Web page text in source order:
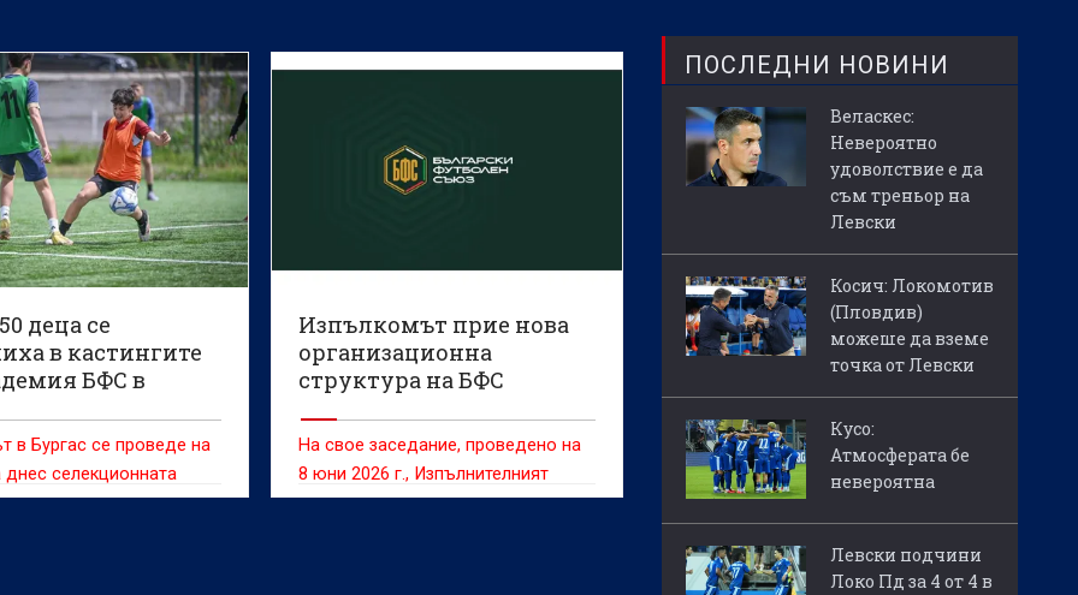
деца се
в кастингите
БФС в
в Бургас се проведе на
днес селекционната
продължи в Морската
Изпълкомът прие нова
организационна
структура на БФС
На свое заседание, проведено на
8 юни 2026 г., Изпълнителният
комитет на Българския футболен
ПОСЛЕДНИ НОВИНИ
Веласкес:
Невероятно
удоволствие е да
съм треньор на
Левски
Косич: Локомотив
(Пловдив)
можеше да вземе
точка от Левски
Кусо:
Атмосферата бе
невероятна
Левски подчини
Локо Пд за 4 от 4 в